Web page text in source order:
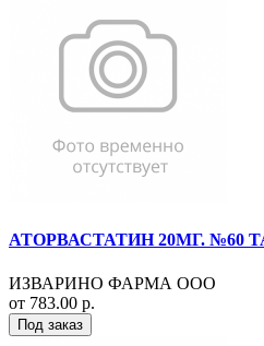
АТОРВАСТАТИН 20МГ. №60
ИЗВАРИНО ФАРМА ООО
от 783.00 р.
Под заказ